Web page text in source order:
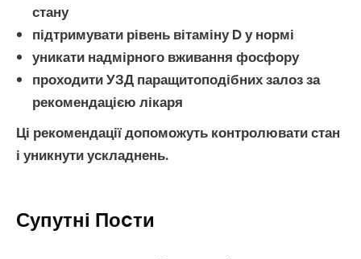
стану
підтримувати рівень вітаміну Dу нормі
уникати надмірного вживання фосфору
проходити УЗД паращитоподібних залозза
рекомендацією лікаря
Ці рекомендації допоможуть контролювати стан
і уникнути ускладнень.
Супутні Поcти